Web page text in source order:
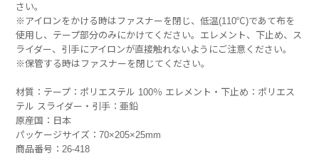
さい。
※アイロンをかける時はファスナーを閉じ、低温(110℃)であて布を
使用し、テープ部分のみにかけてください。エレメント、下止め、ス
ライダー、引手にアイロンが直接触れないようにご注意ください。
※保管する時はファスナーを閉じてください。
材質：テープ：ポリエステル 100％ エレメント・下止め：ポリエス
テル スライダー・引手：亜鉛
原産国：日本
パッケージサイズ：70×205×25mm
商品番号：26-418